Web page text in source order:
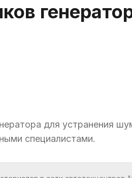
для устранения
специалистами.